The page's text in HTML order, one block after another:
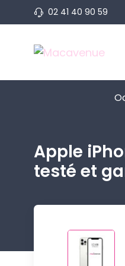
02 41 40 90 59
Apple
testé et